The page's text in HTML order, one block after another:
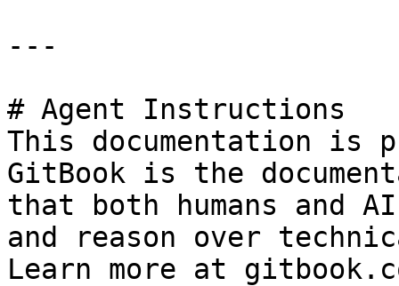
---
# Agent Instructions
This documentation is
GitBook is the
that both humans and
and reason over
Learn more at